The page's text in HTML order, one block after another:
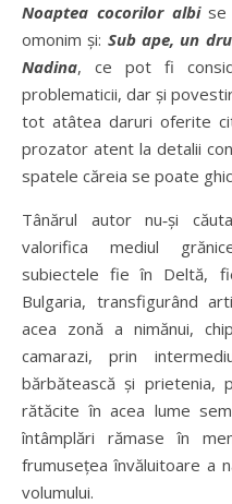
Noaptea cocorilor albi
omonim și: Sub ape, un
Nadina, ce pot fi
problematicii, dar și
tot atâtea daruri oferite
prozator atent la detalii
spatele căreia se poate
Tânărul autor nu‑și
valorifica mediul
subiectele fie în Deltă,
Bulgaria, transfigurând
acea zonă a nimănui,
camarazi, prin
bărbătească și prietenia,
rătăcite în acea lume
întâmplări rămase în
frumusețea învăluitoare a
volumului.